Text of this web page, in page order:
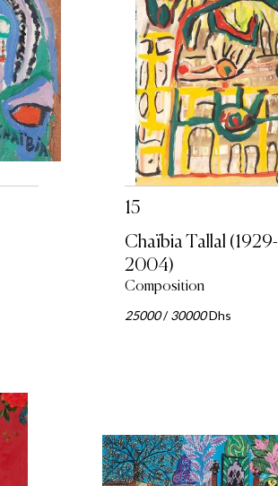
15
Chaïbia Tallal (1929-
2004)
Composition
25000/30000Dhs